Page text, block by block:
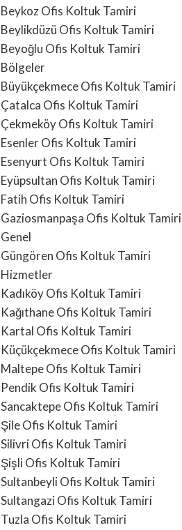
Beykoz Ofis Koltuk Tamiri
Beylikdüzü Ofis Koltuk Tamiri
Beyoğlu Ofis Koltuk Tamiri
Bölgeler
Büyükçekmece Ofis Koltuk Tamiri
Çatalca Ofis Koltuk Tamiri
Çekmeköy Ofis Koltuk Tamiri
Esenler Ofis Koltuk Tamiri
Esenyurt Ofis Koltuk Tamiri
Eyüpsultan Ofis Koltuk Tamiri
Fatih Ofis Koltuk Tamiri
Gaziosmanpaşa Ofis Koltuk Tamiri
Genel
Güngören Ofis Koltuk Tamiri
Hizmetler
Kadıköy Ofis Koltuk Tamiri
Kağıthane Ofis Koltuk Tamiri
Kartal Ofis Koltuk Tamiri
Küçükçekmece Ofis Koltuk Tamiri
Maltepe Ofis Koltuk Tamiri
Pendik Ofis Koltuk Tamiri
Sancaktepe Ofis Koltuk Tamiri
Şile Ofis Koltuk Tamiri
Silivri Ofis Koltuk Tamiri
Şişli Ofis Koltuk Tamiri
Sultanbeyli Ofis Koltuk Tamiri
Sultangazi Ofis Koltuk Tamiri
Tuzla Ofis Koltuk Tamiri